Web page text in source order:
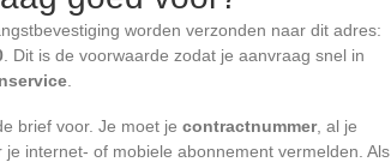
worden verzonden naar dit adres:
. Dit is de voorwaarde zodat je aanvraag snel in
brief voor. Je moet je contractnummer, al je
internet- of mobiele abonnement vermelden. Als